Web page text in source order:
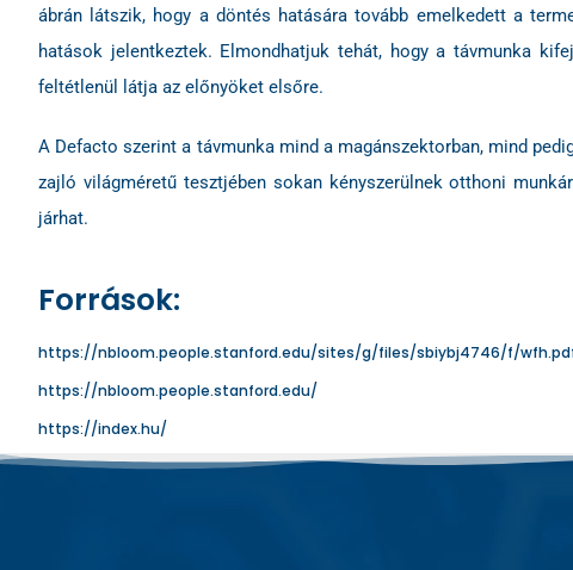
ábrán látszik, hogy a döntés hatására tovább emelkedett a
hatások jelentkeztek. Elmondhatjuk tehát, hogy a távmunka
feltétlenül látja az előnyöket elsőre.
A Defacto szerint a távmunka mind a magánszektorban, mind
zajló világméretű tesztjében sokan kényszerülnek otthoni
járhat.
Források:
https://nbloom.people.stanford.edu/sites/g/files/sbiybj4746/f/
https://nbloom.people.stanford.edu/
https://index.hu/